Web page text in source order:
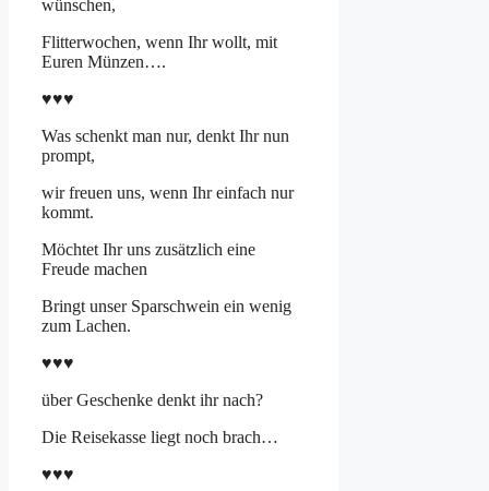
wünschen,
Flitterwochen, wenn Ihr wollt, mit
Euren Münzen….
♥♥♥
Was schenkt man nur, denkt Ihr nun
prompt,
wir freuen uns, wenn Ihr einfach nur
kommt.
Möchtet Ihr uns zusätzlich eine
Freude machen
Bringt unser Sparschwein ein wenig
zum Lachen.
♥♥♥
über Geschenke denkt ihr nach?
Die Reisekasse liegt noch brach…
♥♥♥